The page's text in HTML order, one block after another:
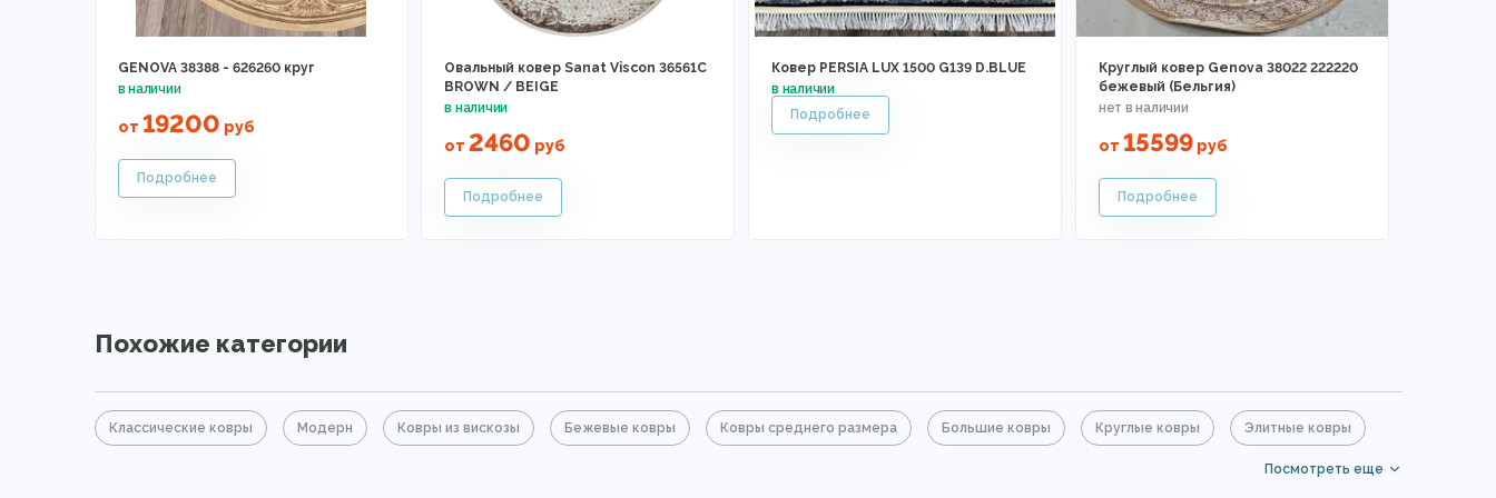
GENOVA 38388 - 626260 круг
от 19200 руб
Овальный ковер Sanat Viscon 36561C
BROWN / BEIGE
от 2460 руб
Ковер PERSIA LUX 1500 G139 D.BLUE
Круглый ковер Genova 38022 222220
бежевый (Бельгия)
от 15599руб
Похожие категории
Классические ковры Модерн Ковры из вискозы Бежевые ковры Ковры среднего размера Большие ковры Круглые ковры Элитные ковры
Прикроватные коврикиПосмотреть еще